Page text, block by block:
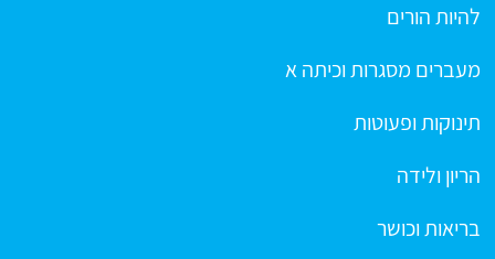
להיות הורים
מעברים מסגרות וכיתה א
תינוקות ופעוטות
הריון ולידה
בריאות וכושר